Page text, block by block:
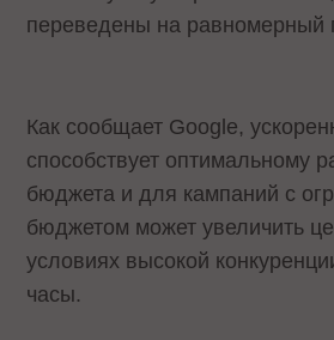
переведены на равномерный
Как сообщает Google,
способствует оптимальному
бюджета и для кампаний с
бюджетом может увеличить
условиях высокой
часы.